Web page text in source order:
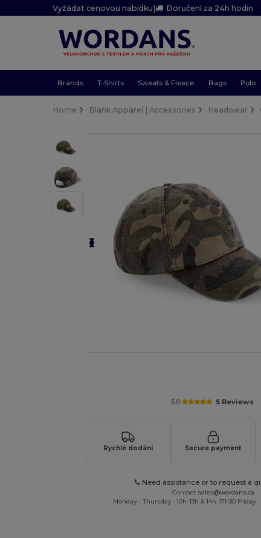
Vyžádat cenovou nabídku| Doručení za 24h hodin
Brands T-Shirts Sweats & Fleece Bags Polo
Home Blank Apparel | Accessories Headwear
5.0 5 Reviews
Rychlé dodání Secure payment
Need assistance or to request a
Contact sales@wordans.ca
Monday - Thursday : 10h-13h & 14h-17h30 Friday